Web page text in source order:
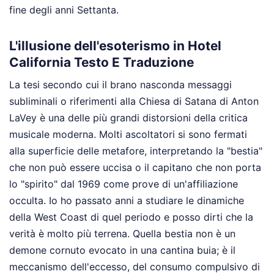
fine degli anni Settanta.
L'illusione dell'esoterismo in Hotel
California Testo E Traduzione
La tesi secondo cui il brano nasconda messaggi
subliminali o riferimenti alla Chiesa di Satana di Anton
LaVey è una delle più grandi distorsioni della critica
musicale moderna. Molti ascoltatori si sono fermati
alla superficie delle metafore, interpretando la "bestia"
che non può essere uccisa o il capitano che non porta
lo "spirito" dal 1969 come prove di un'affiliazione
occulta. Io ho passato anni a studiare le dinamiche
della West Coast di quel periodo e posso dirti che la
verità è molto più terrena. Quella bestia non è un
demone cornuto evocato in una cantina buia; è il
meccanismo dell'eccesso, del consumo compulsivo di